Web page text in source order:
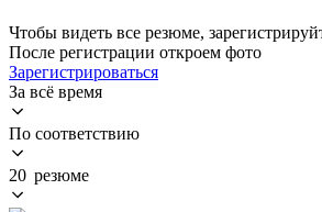
Чтобы видеть все резюме,
После регистрации откроем фото
Зарегистрироваться
За всё время
По соответствию
20 резюме